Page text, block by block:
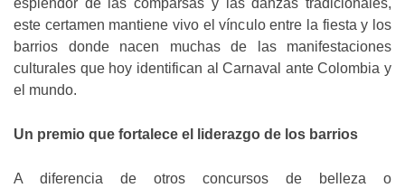
esplendor de las comparsas y las danzas tradicionales,
este certamen mantiene vivo el vínculo entre la fiesta y los
barrios donde nacen muchas de las manifestaciones
culturales que hoy identifican al Carnaval ante Colombia y
el mundo.
Un premio que fortalece el liderazgo de los barrios
A diferencia de otros concursos de belleza o